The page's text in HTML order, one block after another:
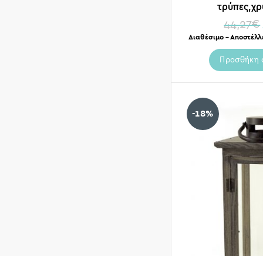
44,27€
Διαθέσιμο –
Προσθήκη
-18%